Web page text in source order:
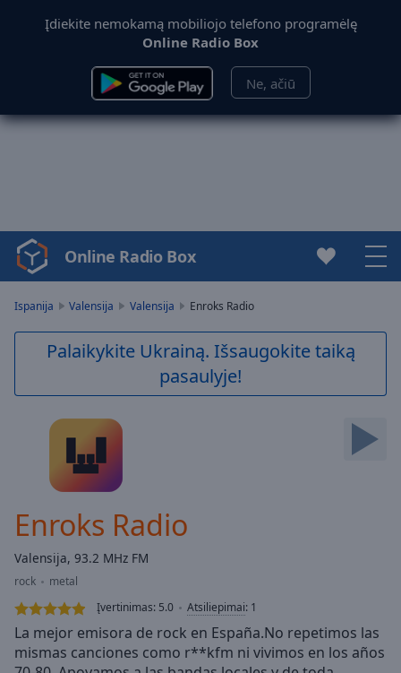
Įdiekite nemokamą mobiliojo telefono programėlę
Online Radio Box
Ne, ačiū
Video
Player
Skip
Current
Loaded:
0.00%
Stream
Type
LIVE
Seek to
live,
Online Radio Box
Ispanija Valensija Valensija Enroks Radio
Palaikykite Ukrainą. Išsaugokite taiką
pasaulyje!
Enroks Radio
Valensija, 93.2 MHz FM
rock
metal
Įvertinimas: 5.0 Atsiliepimai: 1
La mejor emisora de rock en España.No repetimos las
mismas canciones como r**kfm ni vivimos en los años